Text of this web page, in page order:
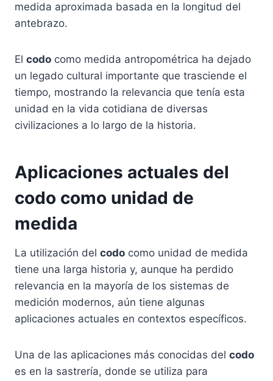
medida aproximada basada en la longitud del
antebrazo.
El codo como medida antropométrica ha dejado
un legado cultural importante que trasciende el
tiempo, mostrando la relevancia que tenía esta
unidad en la vida cotidiana de diversas
civilizaciones a lo largo de la historia.
Aplicaciones actuales del
codo como unidad de
medida
La utilización del codo como unidad de medida
tiene una larga historia y, aunque ha perdido
relevancia en la mayoría de los sistemas de
medición modernos, aún tiene algunas
aplicaciones actuales en contextos específicos.
Una de las aplicaciones más conocidas del codo
es en la sastrería, donde se utiliza para